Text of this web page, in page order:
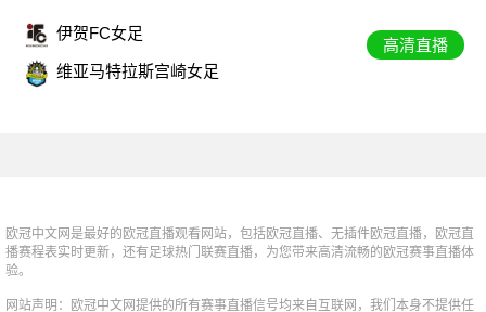
伊贺FC女足
维亚马特拉斯宫崎女足
高清直播
欧冠中文网是最好的欧冠直播观看网站，包括欧冠直播、无插件欧冠直播，欧冠直
播赛程表实时更新，还有足球热门联赛直播，为您带来高清流畅的欧冠赛事直播体
验。
网站声明：欧冠中文网提供的所有赛事直播信号均来自互联网，我们本身不提供任